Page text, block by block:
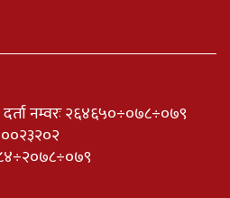
नम्वरः २६४६५०÷०७८÷०७९